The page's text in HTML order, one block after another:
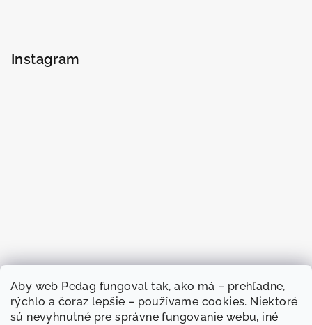
Aby web Pedag fungovaltak, ako má – prehľadne,
rýchlo a čoraz lepšie – používame cookies. Niektoré
sú nevyhnutné pre správnefungovanie webu, iné
Instagram